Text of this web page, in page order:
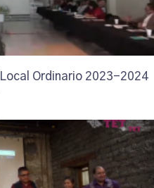
Ordinario 2023-2024